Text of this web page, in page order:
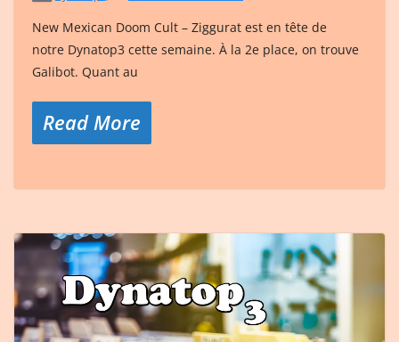
New Mexican Doom Cult – Ziggurat est en tête de
notre Dynatop3 cette semaine. À la 2e place, on trouve
Galibot. Quant au
Read More